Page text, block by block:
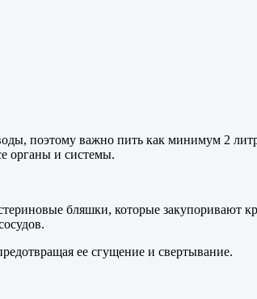
поэтому важно пить как минимум 2
органы и системы.
бляшки, которые закупоривают
ее сгущение и свертывание.